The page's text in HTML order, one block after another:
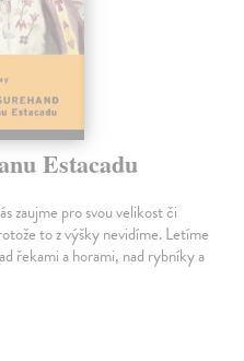
Estacadu
zaujme pro svou velikost či
to z výšky nevidíme. Letíme
řekami a horami, nad rybníky a